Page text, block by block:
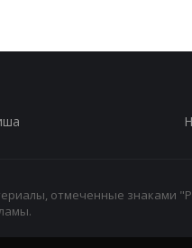
отмеченные знаками